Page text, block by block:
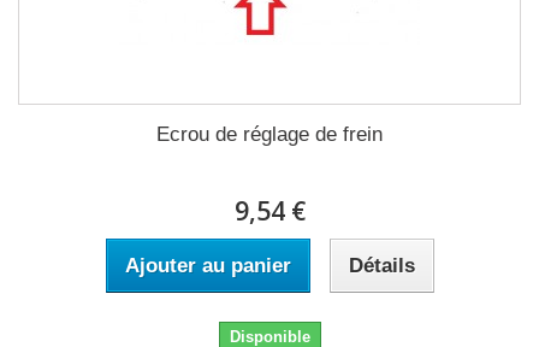
Ecrou de réglage de frein
9,54 €
Ajouter au panier Détails
Disponible